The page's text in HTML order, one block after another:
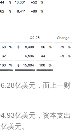
亿美元，而上一财
亿美元，资本支出
美元。